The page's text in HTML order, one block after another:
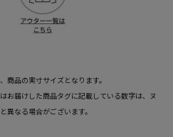
商品の実寸サイズとなります。
お届けした商品タグに記載している数字は、ヌ
異なる場合がございます。